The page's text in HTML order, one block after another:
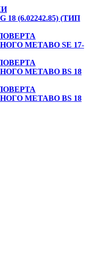
(6.02242.85) (ТИП
METABO SE 17-
METABO BS 18
METABO BS 18